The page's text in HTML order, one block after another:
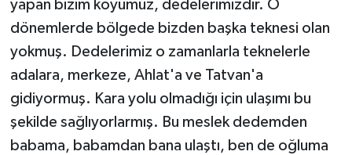
yapan bizim köyümüz, dedelerimizdir. O
dönemlerde bölgede bizden başka teknesi olan
yokmuş. Dedelerimiz o zamanlarla teknelerle
adalara, merkeze, Ahlat'a ve Tatvan'a
gidiyormuş. Kara yolu olmadığı için ulaşımı bu
şekilde sağlıyorlarmış. Bu meslek dedemden
babama, babamdan bana ulaştı, ben de oğluma